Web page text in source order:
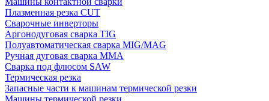
Плазменная резка CUT
Сварочные инверторы
Аргонодуговая сварка TIG
Полуавтоматическая сварка MIG/MAG
Ручная дуговая сварка MMA
Сварка под флюсом SAW
Термическая резка
Запасные части к машинам термической резки
Машины термической резки